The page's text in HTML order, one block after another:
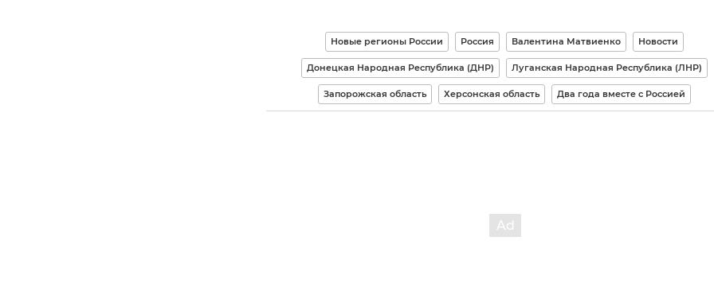
Новые регионы России Россия Валентина Матвиенко Новости
Донецкая Народная Республика (ДНР) Луганская Народная Республика (ЛНР)
Запорожская область Херсонская область Два года вместе с Россией